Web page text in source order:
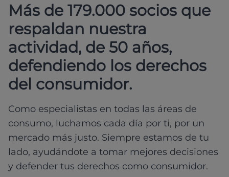
Más de 179.000 socios que
respaldan nuestra
actividad, de 50 años,
defendiendo los derechos
del consumidor.
Como especialistas en todas las áreas de
consumo, luchamos cada día por ti, por un
mercado más justo. Siempre estamos de tu
lado, ayudándote a tomar mejores decisiones
y defender tus derechos como consumidor.